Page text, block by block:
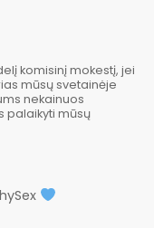
komisinį mokestį, jei
mūsų svetainėje
nekainuos
palaikyti mūsų